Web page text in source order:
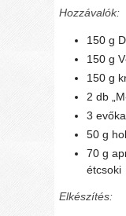
Hozzávalók:
150 g
150 g
150 g
2 db
3
50 g
70 g
étcsoki
Elkészítés: